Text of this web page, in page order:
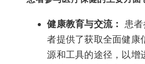
健康教育与交流： 患
者提供了获取全面健康
源和工具的途径，以增